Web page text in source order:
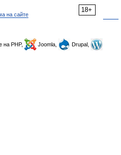
18+
на сайте
на PHP, Joomla,
Drupal,